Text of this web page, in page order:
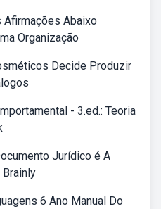
Afirmações Abaixo
Organização
Decide Produzir
- 3.ed.: Teoria
Jurídico é A
6 Ano Manual Do